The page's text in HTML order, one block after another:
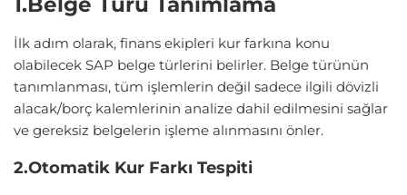
İlk adım olarak, finans ekipleri kur farkına konu
olabilecek SAP belge türlerini belirler. Belge türünün
tanımlanması, tüm işlemlerin değil sadece ilgili dövizli
alacak/borç kalemlerinin analize dahil edilmesini sağlar
ve gereksiz belgelerin işleme alınmasını önler.
2.Otomatik Kur Farkı Tespiti